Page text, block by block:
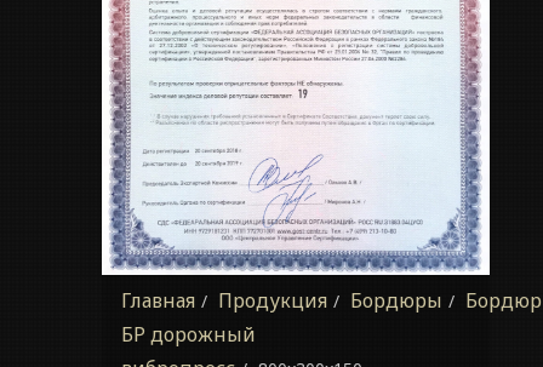
Главная Продукция Бордюры
Бордюр
БР дорожный